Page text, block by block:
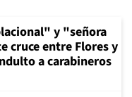
y "señora
cruce entre Flores y
a carabineros